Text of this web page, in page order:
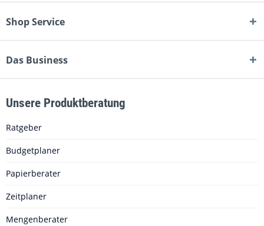
Shop Service
Das Business
Unsere Produktberatung
Ratgeber
Budgetplaner
Papierberater
Zeitplaner
Mengenberater